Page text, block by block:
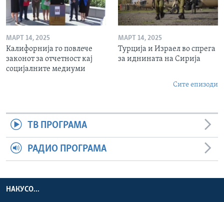
МАРТ 14, 2025
Калифорнија го повлече
законот за отчетност кај
социјалните медиуми
МАРТ 14, 2025
Турција и Израел во спрега
за иднината на Сирија
Сите епизоди
ТВ ПРОГРАМА
РАДИО ПРОГРАМА
НАКУСО...